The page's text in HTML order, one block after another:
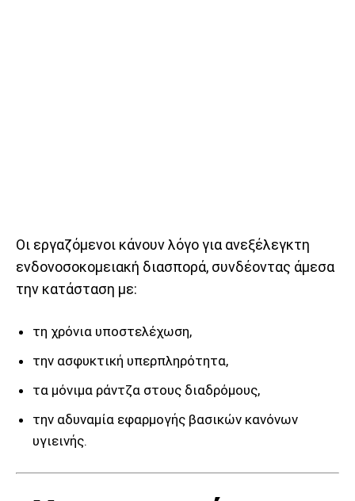
Οι εργαζόμενοι κάνουν λόγο για ανεξέλεγκτη
ενδονοσοκομειακή διασπορά, συνδέοντας άμεσα
την κατάσταση με:
τη χρόνια υποστελέχωση,
την ασφυκτική υπερπληρότητα,
τα μόνιμα ράντζα στους διαδρόμους,
την αδυναμία εφαρμογής βασικών κανόνων
υγιεινής.